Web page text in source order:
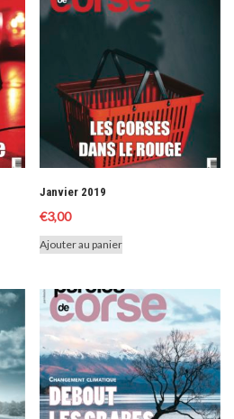
au
Janvier 2019
€3,00
Ajouter au panier